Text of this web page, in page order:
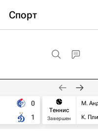
Спорт
0
1
Теннис
Завершен
М.
К.